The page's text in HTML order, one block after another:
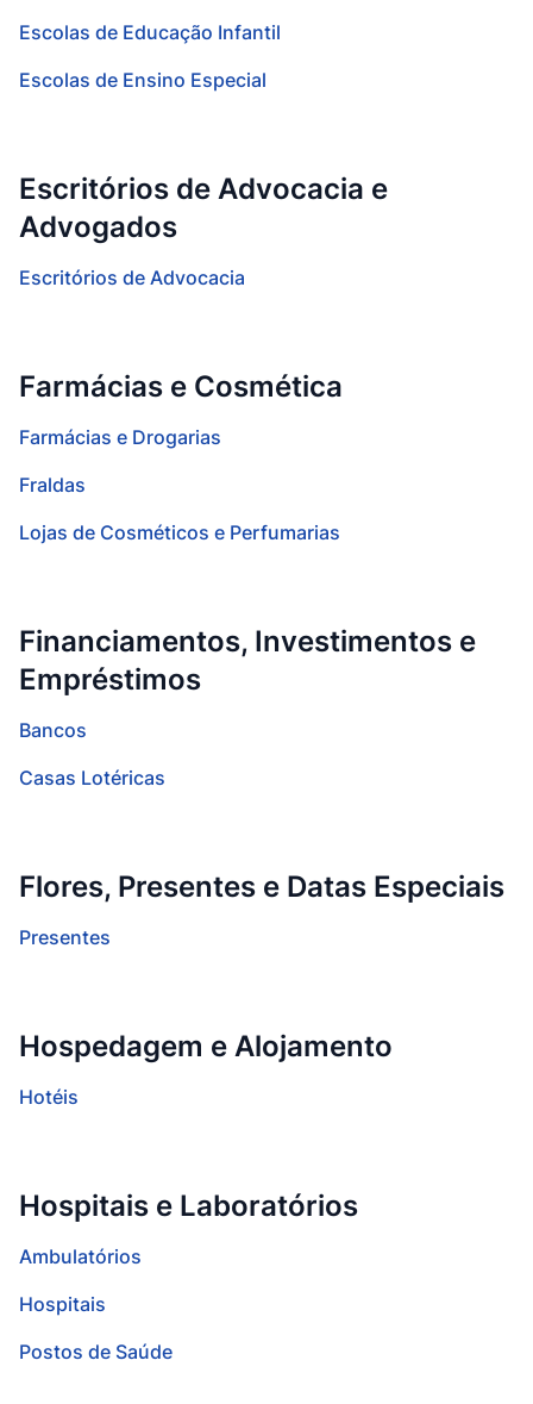
Escolas de Educação Infantil
Escolas de Ensino Especial
Escritórios de Advocacia e
Advogados
Escritórios de Advocacia
Farmácias e Cosmética
Farmácias e Drogarias
Fraldas
Lojas de Cosméticos e Perfumarias
Financiamentos, Investimentos e
Empréstimos
Bancos
Casas Lotéricas
Flores, Presentes e Datas Especiais
Presentes
Hospedagem e Alojamento
Hotéis
Hospitais e Laboratórios
Ambulatórios
Hospitais
Postos de Saúde